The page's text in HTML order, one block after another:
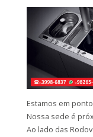
Estamos em
Nossa sede é
Ao lado das